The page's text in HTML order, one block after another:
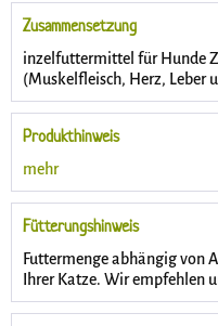
Zusammensetzung
inzelfuttermittel für Hunde
(Muskelfleisch, Herz, Leber
Produkthinweis
mehr
Fütterungshinweis
Futtermenge abhängig von
Ihrer Katze. Wir empfehlen